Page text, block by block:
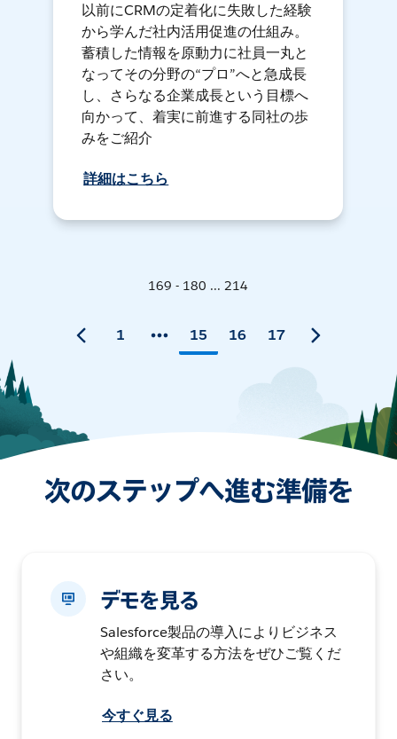
以前にCRMの定着化に失敗した経験
から学んだ社内活用促進の仕組み。
蓄積した情報を原動力に社員一丸と
なってその分野の“プロ”へと急成長
し、さらなる企業成長という目標へ
向かって、着実に前進する同社の歩
みをご紹介
詳細はこちら
169 - 180 ... 214
1 15 16 17
次のステップへ進む準備を
デモを見る
Salesforce製品の導入によりビジネス
や組織を変革する方法をぜひご覧くだ
さい。
今すぐ見る